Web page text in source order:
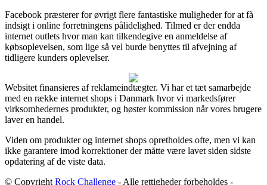
Facebook præsterer for øvrigt flere fantastiske muligheder for at få
indsigt i online forretningens pålidelighed. Tilmed er der endda
internet outlets hvor man kan tilkendegive en anmeldelse af
købsoplevelsen, som lige så vel burde benyttes til afvejning af
tidligere kunders oplevelser.
Websitet finansieres af reklameindtægter. Vi har et tæt samarbejde
med en række internet shops i Danmark hvor vi markedsfører
virksomhedernes produkter, og høster kommission når vores brugere
laver en handel.
Viden om produkter og internet shops opretholdes ofte, men vi kan
ikke garantere imod korrektioner der måtte være lavet siden sidste
opdatering af de viste data.
© Copyright Rock Challenge - Alle rettigheder forbeholdes -